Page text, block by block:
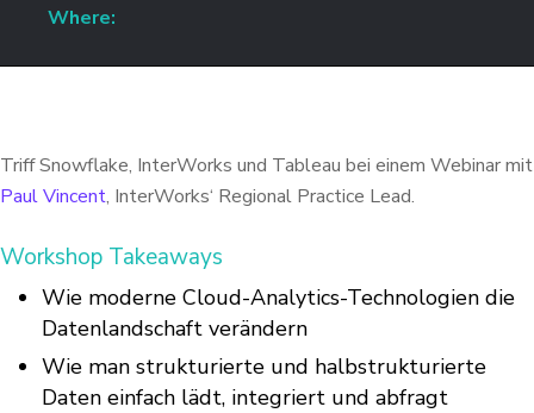
Where:
Triff Snowflake, InterWorks und Tableau bei einem Webinar mit
Paul Vincent, InterWorks‘ Regional Practice Lead.
Workshop Takeaways
Wie moderne Cloud-Analytics-Technologien die
Datenlandschaft verändern
Wie man strukturierte und halbstrukturierte
Daten einfach lädt, integriert und abfragt